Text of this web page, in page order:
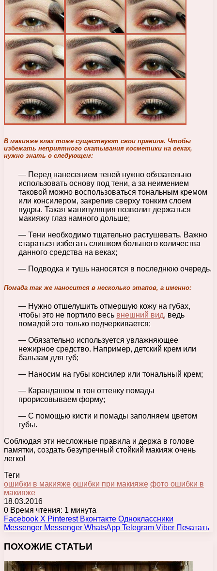
В макияже глаз тоже существуют свои правила. Чтобы
избежать неприятного скатывания косметики на веках,
нужно знать о следующем:
— Перед нанесением теней нужно обязательно
использовать основу под тени, а за неимением
таковой можно воспользоваться тональным кремом
или консилером, закрепив сверху тонким слоем
пудры. Такая манипуляция позволит держаться
макияжу глаз намного дольше;
— Тени необходимо тщательно растушевать. Важно
стараться избегать слишком большого количества
данного средства на веках;
— Подводка и тушь наносятся в последнюю очередь.
Помада так же наносится в несколько этапов, а именно:
— Нужно отшелушить отмершую кожу на губах,
чтобы это не портило весь внешний вид, ведь
помадой это только подчеркивается;
— Обязательно используется увлажняющее
нежирное средство. Например, детский крем или
бальзам для губ;
— Наносим на губы консилер или тональный крем;
— Карандашом в тон оттенку помады
прорисовываем форму;
— С помощью кисти и помады заполняем цветом
губы.
Соблюдая эти несложные правила и держа в голове
памятки, создать безупречный стойкий макияж очень
легко!
Теги
ошибки в макияже ошибки при макияже фото ошибки в
макияже
18.03.2016
0 Время чтения: 1 минута
Facebook X Pinterest Вконтакте Одноклассники
Messenger Messenger WhatsApp Telegram Viber Печатать
ПОХОЖИЕ СТАТЬИ